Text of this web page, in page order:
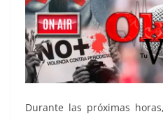
Durante las próximas